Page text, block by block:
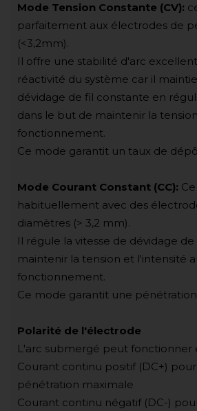
Mode Tension Constante (CV):
parfaitement aux électrodes de
(<3,2mm).
Il offre une stabilité d'arc
réactivité du système car il
dévidage de fil constante en
dans le but de maintenir la
fonctionnement.
Ce mode garantit un taux de
Mode Courant Constant (CC):
habituellement avec des
diamètres (> 3,2 mm).
Il régule la vitesse de dévidage
maintenir la tension et l'intensité
fonctionnement.
Ce mode garantit une
Polarité de l'électrode
L'arc submergé peut fonctionner
Courant continu positif (DC+)
pénétration maximale
Courant continu négatif (DC-)